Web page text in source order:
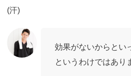
(汗)
効果がないからとい
というわけではあり